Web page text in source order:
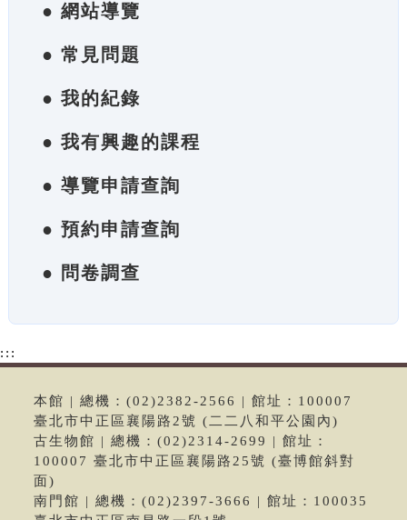
● 網站導覽
● 常見問題
● 我的紀錄
● 我有興趣的課程
● 導覽申請查詢
● 預約申請查詢
● 問卷調查
:::
本館 | 總機：(02)2382-2566 | 館址：100007
臺北市中正區襄陽路2號 (二二八和平公園內)
古生物館 | 總機：(02)2314-2699 | 館址：
100007 臺北市中正區襄陽路25號 (臺博館斜對
面)
南門館 | 總機：(02)2397-3666 | 館址：100035